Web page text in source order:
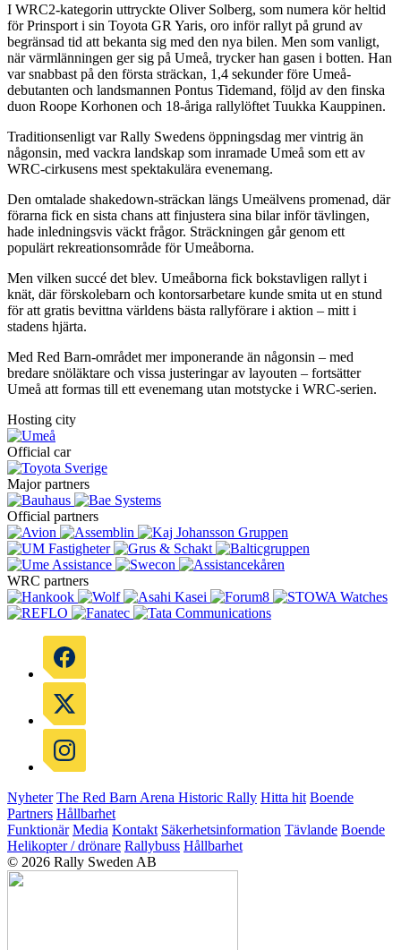
I WRC2-kategorin uttryckte Oliver Solberg, som numera kör heltid
för Prinsport i sin Toyota GR Yaris, oro inför rallyt på grund av
begränsad tid att bekanta sig med den nya bilen. Men som vanligt,
när värmlänningen ger sig på Umeå, trycker han gasen i botten. Han
var snabbast på den första sträckan, 1,4 sekunder före Umeå-
debutanten och landsmannen Pontus Tidemand, följd av den finska
duon Roope Korhonen och 18-åriga rallylöftet Tuukka Kauppinen.
Traditionsenligt var Rally Swedens öppningsdag mer vintrig än
någonsin, med vackra landskap som inramade Umeå som ett av
WRC-cirkusens mest spektakulära evenemang.
Den omtalade shakedown-sträckan längs Umeälvens promenad, där
förarna fick en sista chans att finjustera sina bilar inför tävlingen,
hade inledningsvis väckt frågor. Sträckningen går genom ett
populärt rekreationsområde för Umeåborna.
Men vilken succé det blev. Umeåborna fick bokstavligen rallyt i
knät, där förskolebarn och kontorsarbetare kunde smita ut en stund
för att gratis bevittna världens bästa rallyförare i aktion – mitt i
stadens hjärta.
Med Red Barn-området mer imponerande än någonsin – med
bredare snöläktare och vissa justeringar av layouten – fortsätter
Umeå att formas till ett evenemang utan motstycke i WRC-serien.
Hosting city
Official car
Major partners
Official partners
WRC partners
Nyheter The Red Barn Arena Historic Rally Hitta hit Boende
Partners Hållbarhet
Funktionär Media Kontakt Säkerhetsinformation Tävlande Boende
Helikopter / drönare Rallybuss Hållbarhet
© 2026 Rally Sweden AB